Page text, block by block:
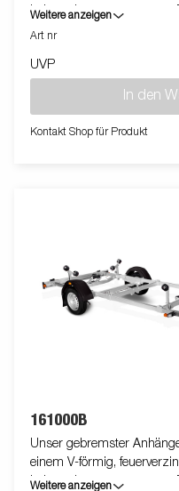
Lebensdauer ausgestattet.
Fahrverhalten. Die
Deinen Bootsrumpf zu
geschützt. Die
verstellbar. Die gezeigten
Weitere anzeigen
Art nr
UVP
In den
Kontakt Shop für Produkt
161000B
Unser gebremster
einem V-förmig,
Lebensdauer ausgestattet.
Weitere anzeigen